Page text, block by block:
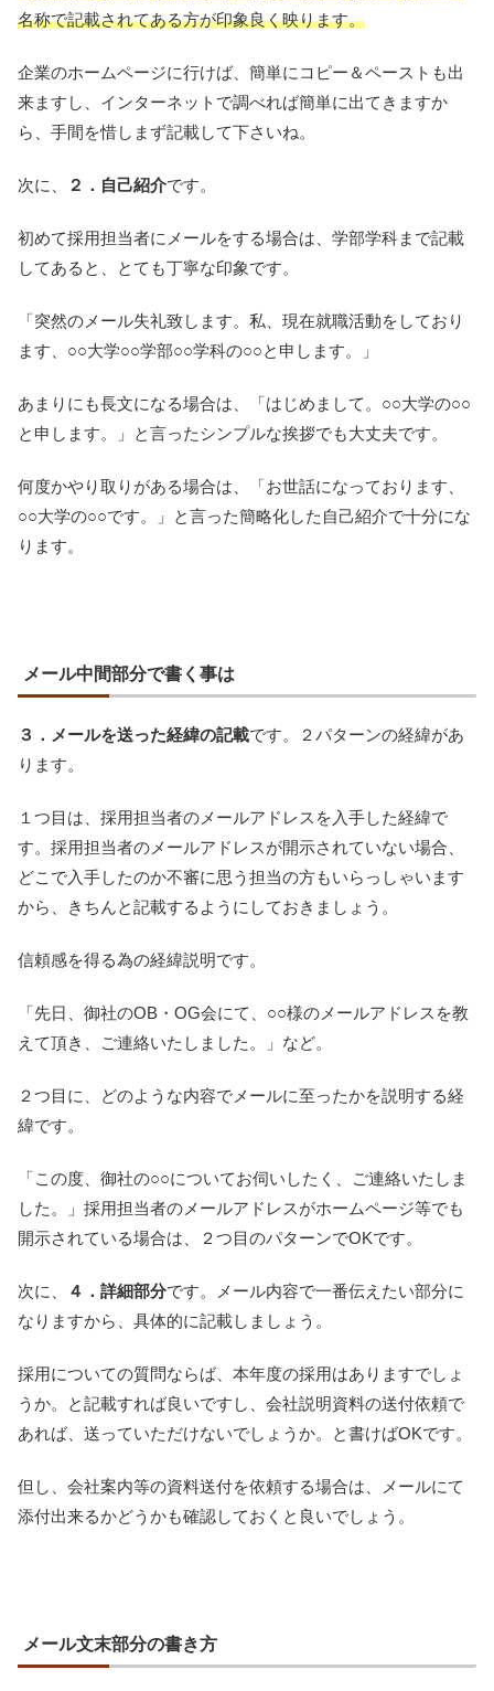
名称で記載されてある方が印象良く映ります。
企業のホームページに行けば、簡単にコピー＆ペーストも出
来ますし、インターネットで調べれば簡単に出てきますか
ら、手間を惜しまず記載して下さいね。
次に、 ２．自己紹介です。
初めて採用担当者にメールをする場合は、学部学科まで記載
してあると、とても丁寧な印象です。
「突然のメール失礼致します。私、現在就職活動をしており
ます、○○大学○○学部○○学科の○○と申します。」
あまりにも長文になる場合は、「はじめまして。○○大学の○○
と申します。」と言ったシンプルな挨拶でも大丈夫です。
何度かやり取りがある場合は、「お世話になっております、
○○大学の○○です。」と言った簡略化した自己紹介で十分にな
ります。
メール中間部分で書く事は
３．メールを送った経緯の記載です。２パターンの経緯があ
ります。
１つ目は、採用担当者のメールアドレスを入手した経緯で
す。採用担当者のメールアドレスが開示されていない場合、
どこで入手したのか不審に思う担当の方もいらっしゃいます
から、きちんと記載するようにしておきましょう。
信頼感を得る為の経緯説明です。
「先日、御社のOB・OG会にて、○○様のメールアドレスを教
えて頂き、ご連絡いたしました。」など。
２つ目に、どのような内容でメールに至ったかを説明する経
緯です。
「この度、御社の○○についてお伺いしたく、ご連絡いたしま
した。」採用担当者のメールアドレスがホームページ等でも
開示されている場合は、２つ目のパターンでOKです。
次に、 ４．詳細部分です。メール内容で一番伝えたい部分に
なりますから、具体的に記載しましょう。
採用についての質問ならば、本年度の採用はありますでしょ
うか。と記載すれば良いですし、会社説明資料の送付依頼で
あれば、送っていただけないでしょうか。と書けばOKです。
但し、会社案内等の資料送付を依頼する場合は、メールにて
添付出来るかどうかも確認しておくと良いでしょう。
メール文末部分の書き方